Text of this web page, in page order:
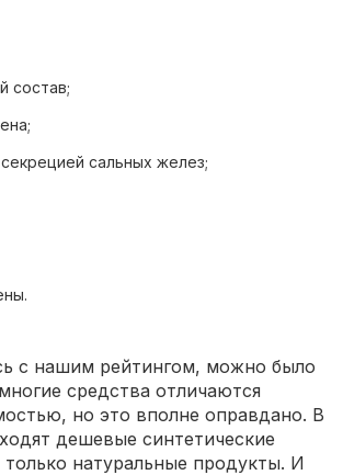
состав;
сальных желез;
с нашим рейтингом, можно было
средства отличаются
но это вполне оправдано. В
дешевые синтетические
натуральные продукты. И